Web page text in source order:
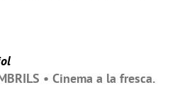
• Cinema a la fresca.